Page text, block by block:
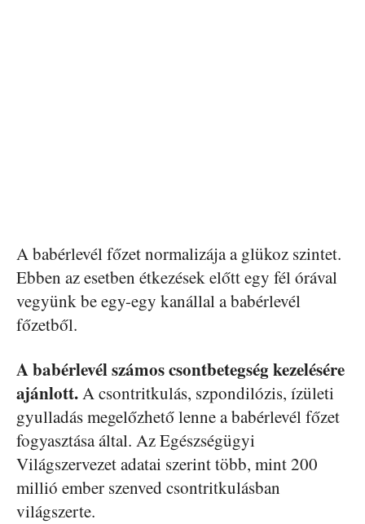
A babérlevél főzet normalizája a glükoz szintet.
Ebben az esetben étkezések előtt egy fél órával
vegyünk be egy-egy kanállal a babérlevél
főzetből.
A babérlevél számos csontbetegség kezelésére
ajánlott.A csontritkulás, szpondilózis, ízületi
gyulladás megelőzhető lenne a babérlevél főzet
fogyasztása által. Az Egészségügyi
Világszervezet adatai szerint több, mint 200
millió ember szenved csontritkulásban
világszerte.